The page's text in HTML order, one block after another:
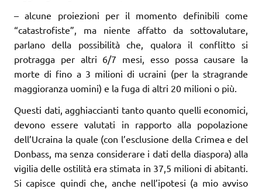
– alcune proiezioni per il momento definibili come
“catastrofiste”, ma niente affatto da sottovalutare,
parlano della possibilità che, qualora il conflitto si
protragga per altri 6/7 mesi, esso possa causare la
morte di fino a 3 milioni di ucraini (per la stragrande
maggioranza uomini) e la fuga di altri 20 milioni o più.
Questi dati, agghiaccianti tanto quanto quelli economici,
devono essere valutati in rapporto alla popolazione
dell’Ucraina la quale (con l’esclusione della Crimea e del
Donbass, ma senza considerare i dati della diaspora) alla
vigilia delle ostilità era stimata in 37,5 milioni di abitanti.
Si capisce quindi che, anche nell’ipotesi (a mio avviso